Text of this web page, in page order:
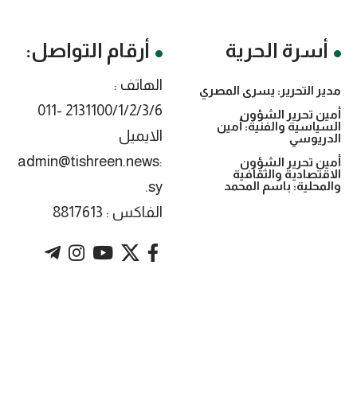
أسرة الحرية
مدير التحرير: يسرى المصري
أمين تحرير الشؤون
السياسية والفنية: أمين
الدريوسي
أمين تحرير الشؤون
الاقتصادية والثقافية
والمحلية: باسم المحمد
أرقام التواصل:
الهاتف :
2131100/1/2/3/6 -011
الايميل
:admin@tishreen.news
.sy
الفاكس : 8817613